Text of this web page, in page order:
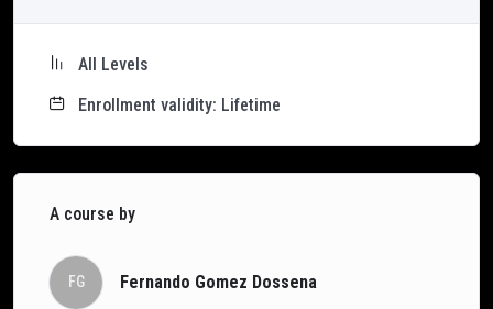
All Levels
Enrollment validity: Lifetime
A course by
FG Fernando Gomez Dossena